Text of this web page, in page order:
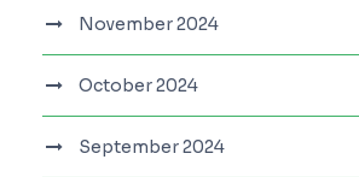
November 2024
October 2024
September 2024